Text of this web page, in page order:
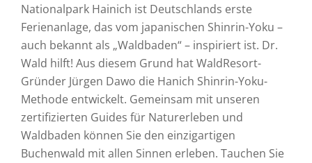
Nationalpark Hainich ist Deutschlands erste
Ferienanlage, das vom japanischen Shinrin-Yoku –
auch bekannt als „Waldbaden“ – inspiriert ist. Dr.
Wald hilft! Aus diesem Grund hat WaldResort-
Gründer Jürgen Dawo die Hanich Shinrin-Yoku-
Methode entwickelt. Gemeinsam mit unseren
zertifizierten Guides für Naturerleben und
Waldbaden können Sie den einzigartigen
Buchenwald mit allen Sinnen erleben. Tauchen Sie